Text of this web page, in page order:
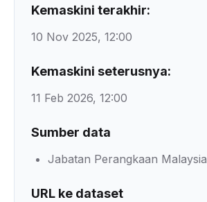
Kemaskini terakhir:
10 Nov 2025, 12:00
Kemaskini seterusnya:
11 Feb 2026, 12:00
Sumber data
Jabatan Perangkaan Malaysia
URL ke dataset